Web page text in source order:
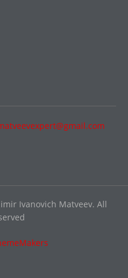
Ivanovich Matveev. All